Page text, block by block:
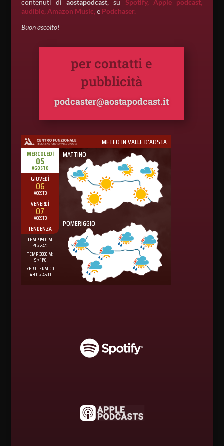
contenuti diaostapodcast, su Spotify, Apple podcast,
audible, Amazon Music,e Podchaser.
Buon ascolto!
per contatti e
pubblicità
podcaster@aostapodcast.it